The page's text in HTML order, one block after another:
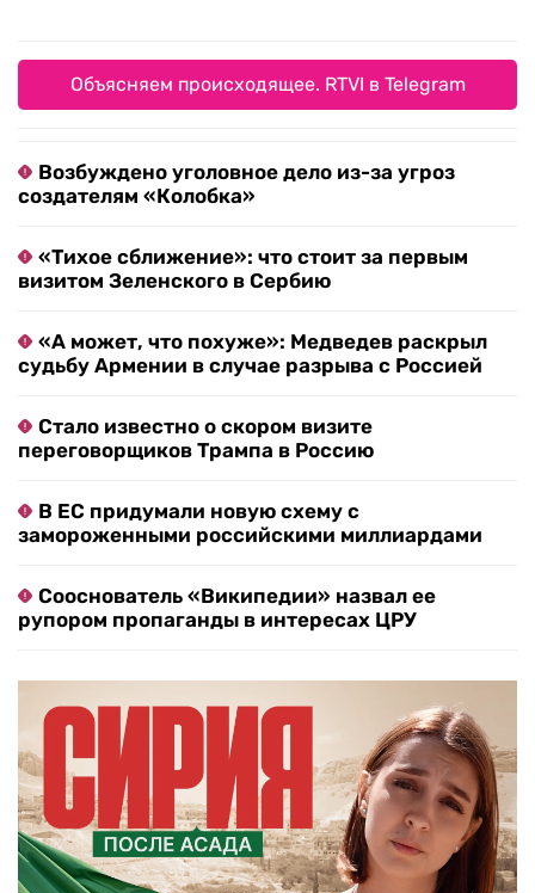
Объясняем происходящее. RTVI в Telegram
Возбуждено уголовное дело из-за угроз
создателям «Колобка»
«Тихое сближение»: что стоит за первым
визитом Зеленского в Сербию
«А может, что похуже»: Медведев раскрыл
судьбу Армении в случае разрыва с Россией
Стало известно о скором визите
переговорщиков Трампа в Россию
В ЕС придумали новую схему с
замороженными российскими миллиардами
Сооснователь «Википедии» назвал ее
рупором пропаганды в интересах ЦРУ